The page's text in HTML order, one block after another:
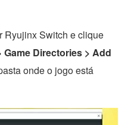
Ryujinx Switch e clique
Directories > Add
onde o jogo está